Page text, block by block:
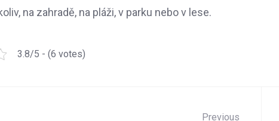
na zahradě, na pláži, v parku nebo v lese.
3.8/5 - (6 votes)
Previous